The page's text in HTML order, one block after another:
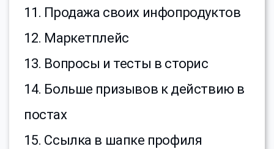
11. Продажа своих инфопродуктов
12. Маркетплейс
13. Вопросы и тесты в сторис
14. Больше призывов к действию в
постах
15. Ссылка в шапке профиля